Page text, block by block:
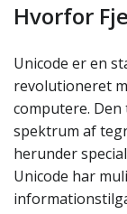
Hvorfor
Unicode er en
revolutioneret
computere.
spektrum af
herunder
Unicode har